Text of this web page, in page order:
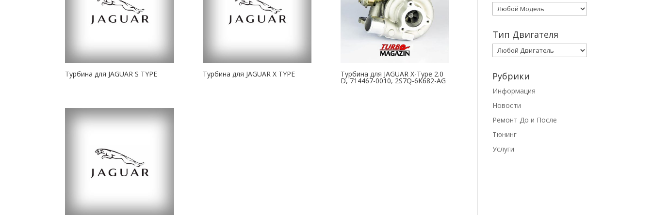
Турбина для JAGUAR S TYPE Турбина для JAGUAR X TYPE Турбина для JAGUAR X-Type 2.0
D, 714467-0010, 2S7Q-6K682-AG
Тип Двигателя
Рубрики
Информация
Новости
Ремонт До и После
Тюнинг
Услуги